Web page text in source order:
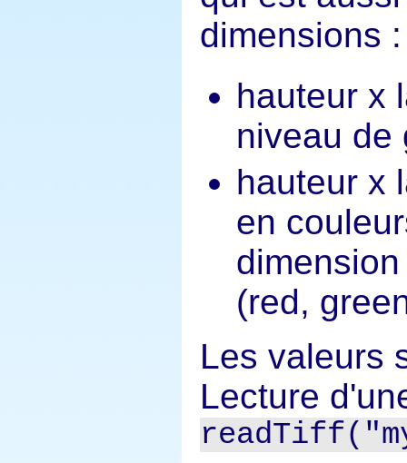
dimensions :
hauteur x
niveau de
hauteur x
en
(red,
Les valeurs
Lecture